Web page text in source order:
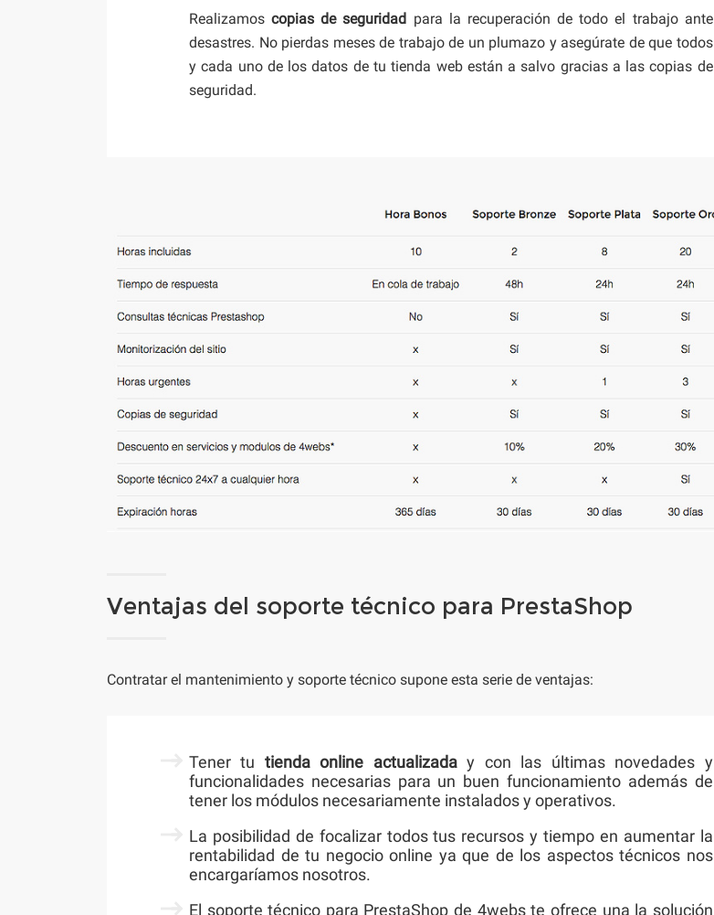
Realizamoscopias de seguridad para la recuperación de todo el trabajo ante
desastres. No pierdas meses de trabajo de un plumazo y asegúrate de que todos
y cada uno de los datos de tu tienda web están a salvo gracias a las copias de
seguridad.
Ventajas del soporte técnico para PrestaShop
Contratar el mantenimiento y soporte técnico supone esta serie de ventajas:
Tener tu tienda online actualizaday con las últimas novedades y
funcionalidades necesarias para un buen funcionamiento además de
tener los módulos necesariamente instalados y operativos.
La posibilidad de focalizar todos tus recursos y tiempo en aumentar la
rentabilidad de tu negocio online ya que de los aspectos técnicos nos
encargaríamos nosotros.
El soporte técnico para PrestaShop de 4webs te ofrece una la solución